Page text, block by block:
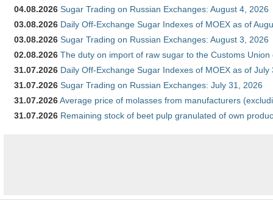
04.08.2026 Sugar Trading on Russian Exchanges: August 4, 2026
03.08.2026 Daily Off-Exchange Sugar Indexes of MOEX as of
03.08.2026 Sugar Trading on Russian Exchanges: August 3, 2026
02.08.2026 The duty on import of raw sugar to the Customs
31.07.2026 Daily Off-Exchange Sugar Indexes of MOEX as of July
31.07.2026 Sugar Trading on Russian Exchanges: July 31, 2026
31.07.2026Average price of molasses from manufacturers
31.07.2026 Remaining stock of beet pulp granulated of own